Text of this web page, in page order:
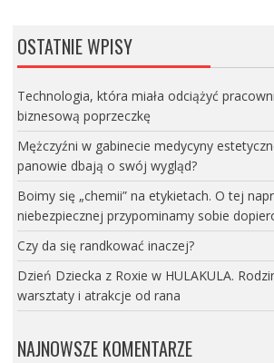
OSTATNIE WPISY
Technologia, która miała odciążyć
biznesową poprzeczkę
Mężczyźni w gabinecie medycyny
panowie dbają o swój wygląd?
Boimy się „chemii” na etykietach. O tej
niebezpiecznej przypominamy sobie
Czy da się randkować inaczej?
Dzień Dziecka z Roxie w HULAKULA.
warsztaty i atrakcje od rana
NAJNOWSZE KOMENTARZE